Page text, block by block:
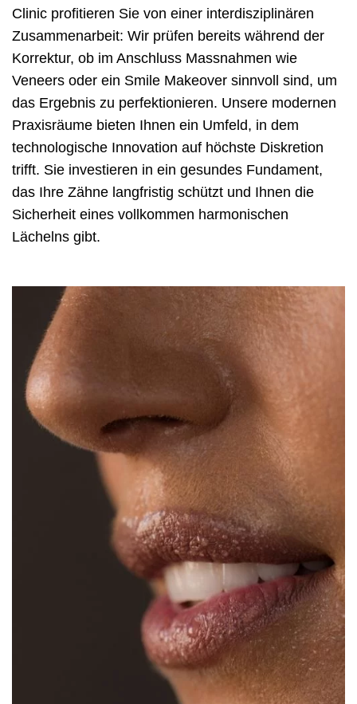
Clinic profitieren Sie von einer interdisziplinären
Zusammenarbeit: Wir prüfen bereits während der
Korrektur, ob im Anschluss Massnahmen wie
Veneers oder ein Smile Makeover sinnvoll sind, um
das Ergebnis zu perfektionieren. Unsere modernen
Praxisräume bieten Ihnen ein Umfeld, in dem
technologische Innovation auf höchste Diskretion
trifft. Sie investieren in ein gesundes Fundament,
das Ihre Zähne langfristig schützt und Ihnen die
Sicherheit eines vollkommen harmonischen
Lächelns gibt.